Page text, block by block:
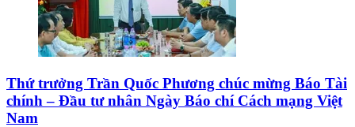
Thứ trưởng Trần Quốc Phương chúc mừng Báo Tài
chính – Đầu tư nhân Ngày Báo chí Cách mạng Việt
Nam